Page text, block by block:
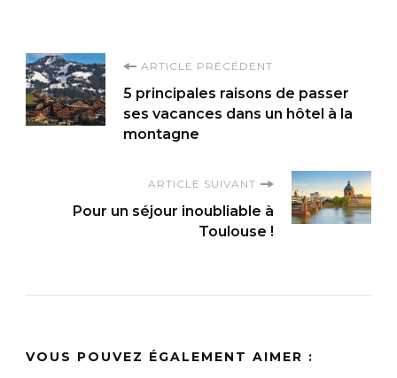
Navigation
d'article
ARTICLE PRÉCÉDENT
5 principales raisons de passer
ses vacances dans un hôtel à la
montagne
ARTICLE SUIVANT
Pour un séjour inoubliable à
Toulouse !
VOUS POUVEZ ÉGALEMENT AIMER :